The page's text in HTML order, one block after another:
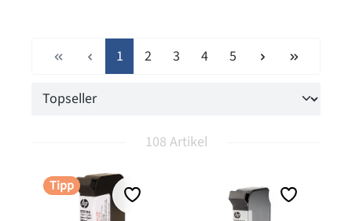
Seite
1 Seite
2 Seite
3 Seite
4 Seite
5
108 Artikel
Tipp